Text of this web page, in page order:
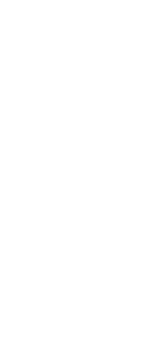
Penuh Bagi PT Vale di